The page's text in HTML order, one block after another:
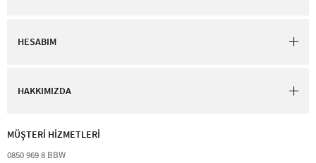
HESABIM
HAKKIMIZDA
MÜŞTERİ HİZMETLERİ​
0850 969 8 BBW​